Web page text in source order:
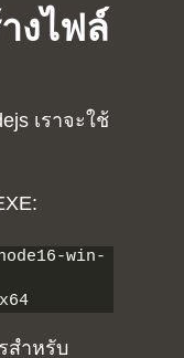
งไฟล์
เราจะใช้
win-
สำหรับ